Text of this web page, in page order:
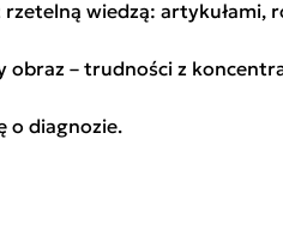
wiedzą: artykułami,
obraz – trudności z
o diagnozie.